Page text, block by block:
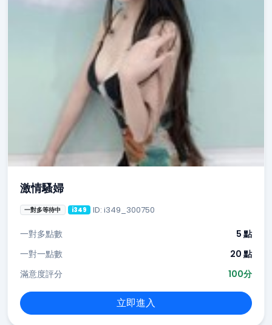
激情騷婦
一對多等待中 i349 ID: i349_300750
一對多點數
5 點
一對一點數
20 點
滿意度評分
100分
立即進入